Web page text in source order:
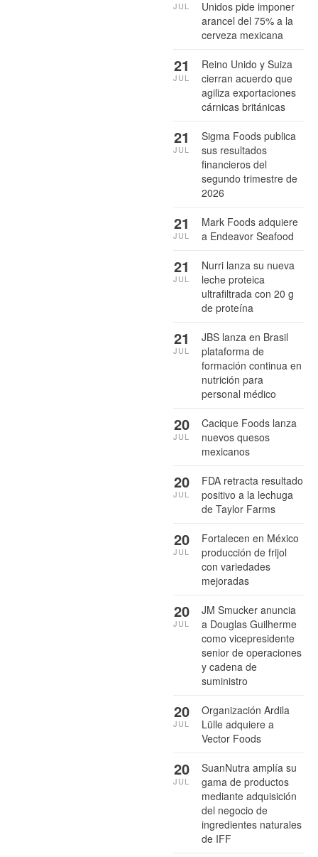
Unidos pide imponer
arancel del 75% a la
cerveza mexicana
JUL
Reino Unido y Suiza
cierran acuerdo que
agiliza exportaciones
cárnicas británicas
21
JUL
Sigma Foods publica
sus resultados
financieros del
segundo trimestre de
2026
21
JUL
Mark Foods adquiere
a Endeavor Seafood
21
JUL
Nurri lanza su nueva
leche proteica
ultrafiltrada con 20 g
de proteína
21
JUL
JBS lanza en Brasil
plataforma de
formación continua en
nutrición para
personal médico
21
JUL
Cacique Foods lanza
nuevos quesos
mexicanos
20
JUL
FDA retracta resultado
positivo a la lechuga
de Taylor Farms
20
JUL
Fortalecen en México
producción de frijol
con variedades
mejoradas
20
JUL
JM Smucker anuncia
a Douglas Guilherme
como vicepresidente
senior de operaciones
y cadena de
suministro
20
JUL
Organización Ardila
Lülle adquiere a
Vector Foods
20
JUL
SuanNutra amplía su
gama de productos
mediante adquisición
del negocio de
ingredientes naturales
de IFF
20
JUL